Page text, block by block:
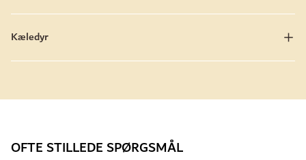
Kæledyr
OFTE STILLEDE SPØRGSMÅL